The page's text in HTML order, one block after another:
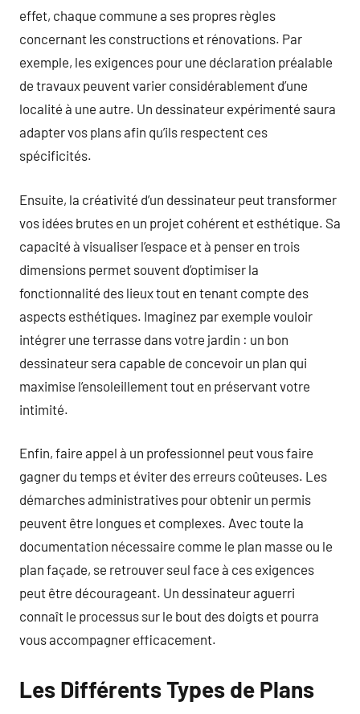
effet, chaque commune a ses propres règles
concernant les constructions et rénovations. Par
exemple, les exigences pour une déclaration préalable
de travaux peuvent varier considérablement d’une
localité à une autre. Un dessinateur expérimenté saura
adapter vos plans afin qu’ils respectent ces
spécificités.
Ensuite, la créativité d’un dessinateur peut transformer
vos idées brutes en un projet cohérent et esthétique. Sa
capacité à visualiser l’espace et à penser en trois
dimensions permet souvent d’optimiser la
fonctionnalité des lieux tout en tenant compte des
aspects esthétiques. Imaginez par exemple vouloir
intégrer une terrasse dans votre jardin : un bon
dessinateur sera capable de concevoir un plan qui
maximise l’ensoleillement tout en préservant votre
intimité.
Enfin, faire appel à un professionnel peut vous faire
gagner du temps et éviter des erreurs coûteuses. Les
démarches administratives pour obtenir un permis
peuvent être longues et complexes. Avec toute la
documentation nécessaire comme le plan masse ou le
plan façade, se retrouver seul face à ces exigences
peut être décourageant. Un dessinateur aguerri
connaît le processus sur le bout des doigts et pourra
vous accompagner efficacement.
Les Différents Types de Plans